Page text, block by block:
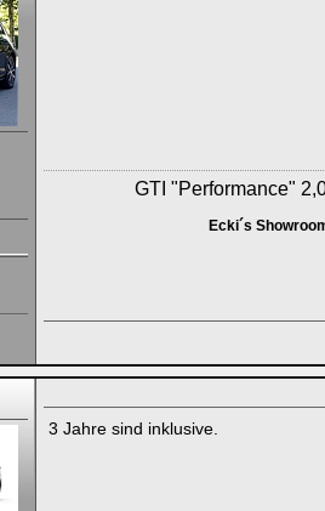
GTI "Performance"
Ecki´s
3 Jahre sind inklusive.